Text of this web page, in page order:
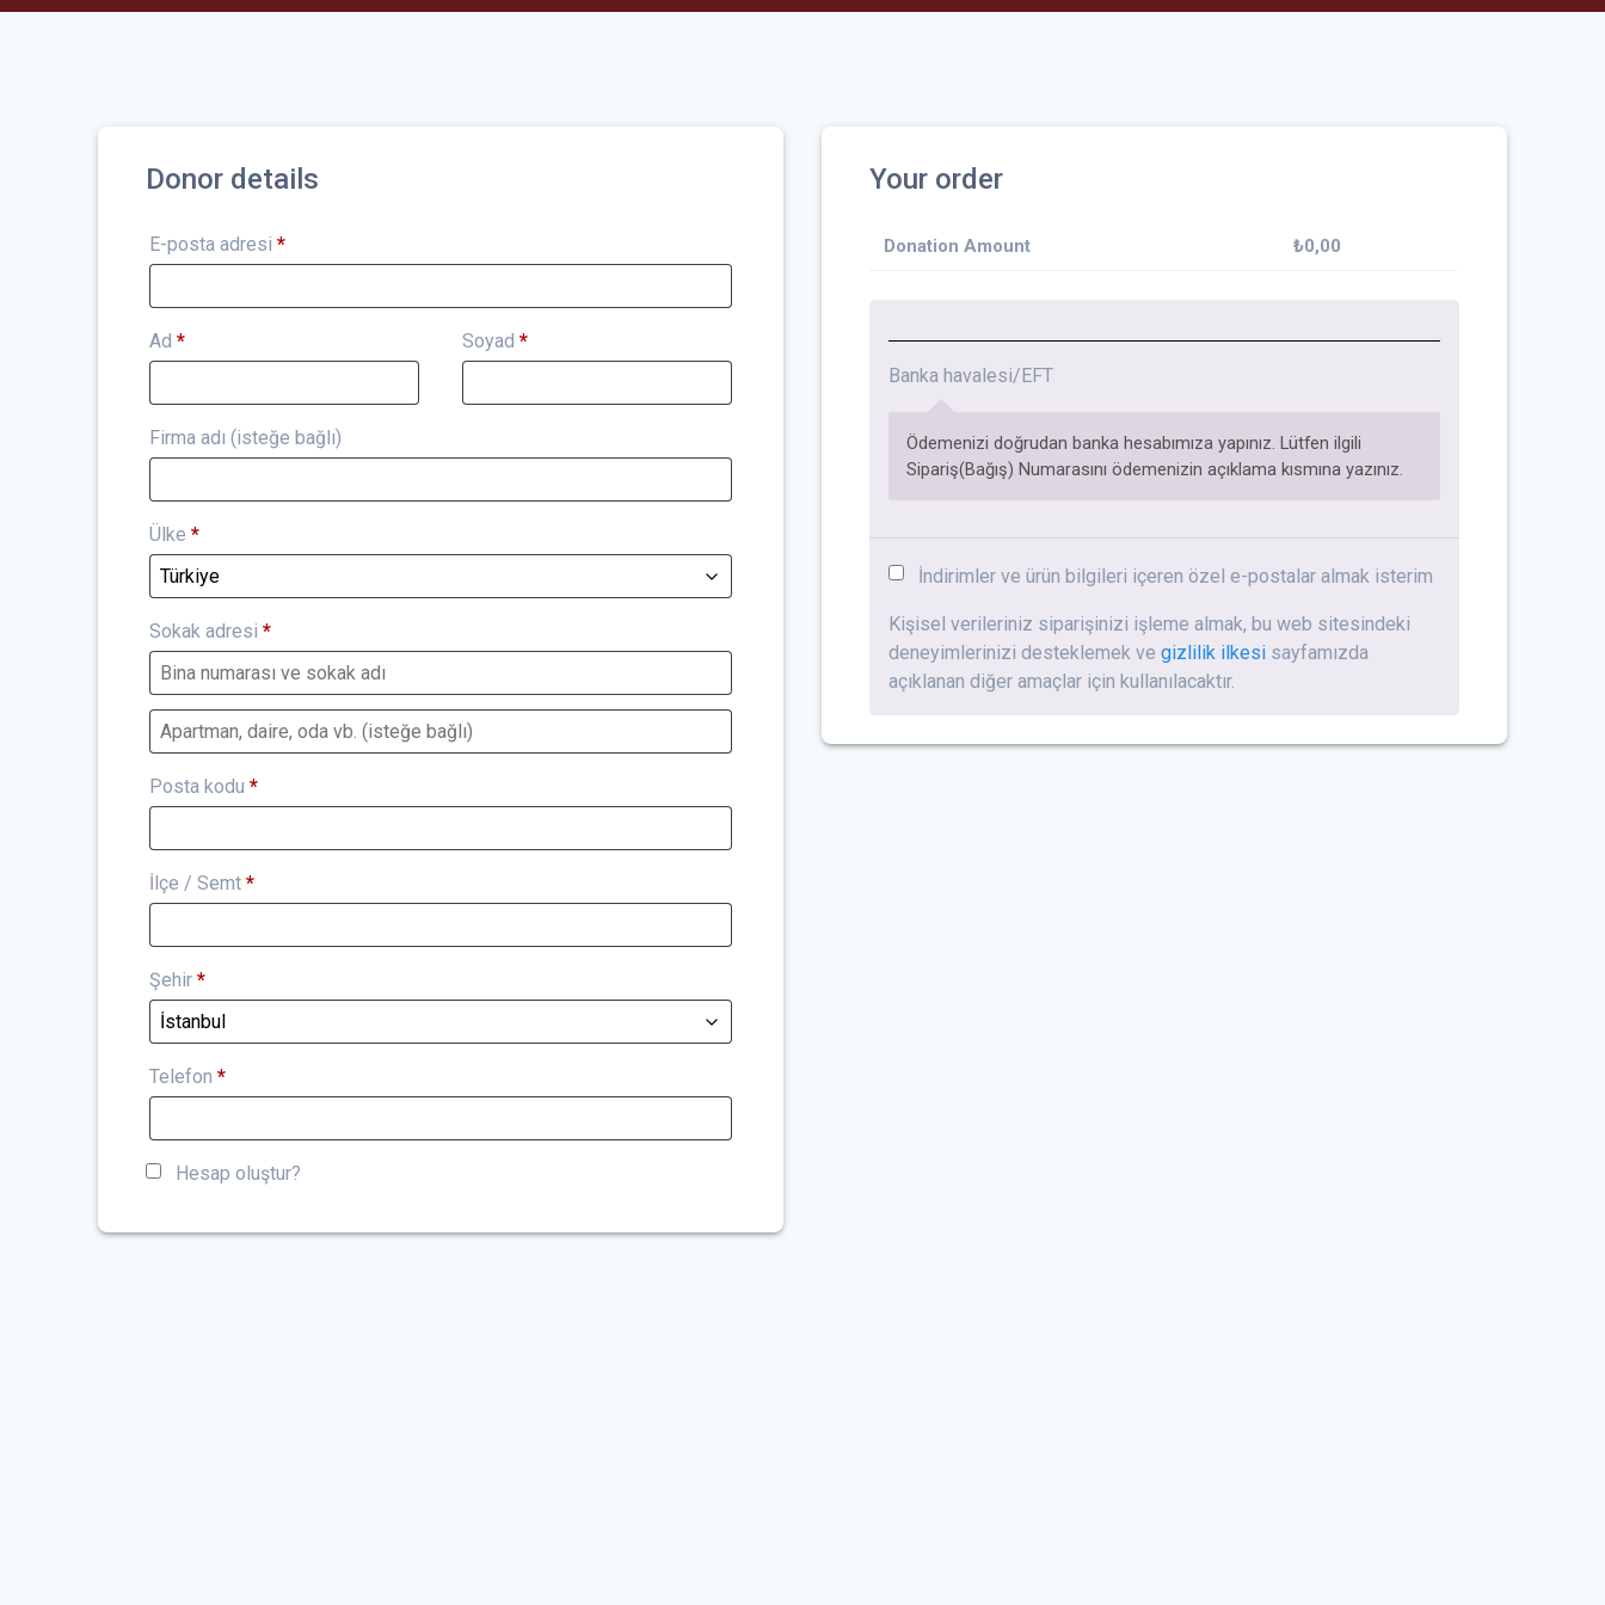
Donor details
E-posta adresi*
Ad* Soyad *
Firma adı(isteğe bağlı)
Ülke*
Sokak adresi*
Apartman,
oda
bağlı)
Posta kodu*
İlçe / Semt*
Şehir*
Telefon*
Hesap oluştur?
Your order
Donation Amount ₺0,00
Banka havalesi/EFT
Ödemenizi doğrudan banka hesabımıza yapınız. Lütfen ilgili
Sipariş(Bağış) Numarasını ödemenizin açıklama kısmına yazınız.
İndirimler ve ürün bilgileri içeren özel e-postalar almak isterim
Kişisel verileriniz siparişinizi işleme almak, bu web sitesindeki
deneyimlerinizi desteklemek ve gizlilik ilkesi sayfamızda
açıklanan diğer amaçlar için kullanılacaktır.